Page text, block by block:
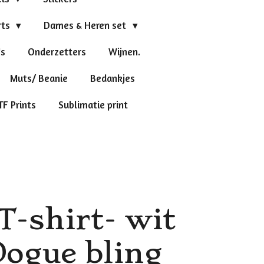
Dames & Heren set
Onderzetters Wijnen.
Muts/ Beanie Bedankjes
Prints Sublimatie print
shirt- wit
bling